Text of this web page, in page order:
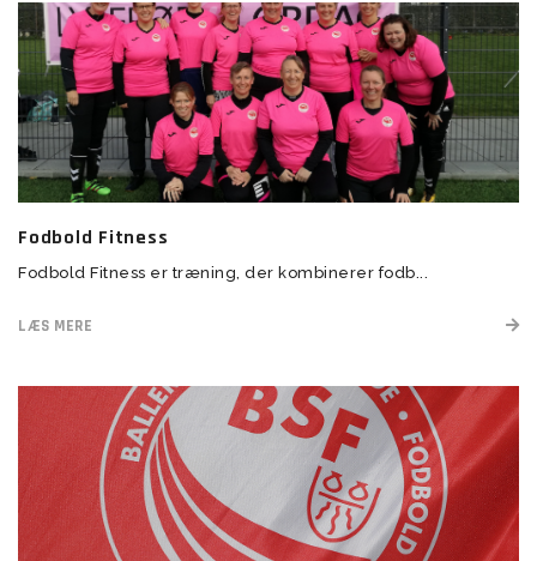
Fodbold Fitness
Fodbold Fitness er træning, der kombinerer fodb...
LÆS MERE